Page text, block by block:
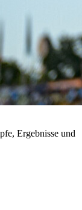
Ergebnisse und